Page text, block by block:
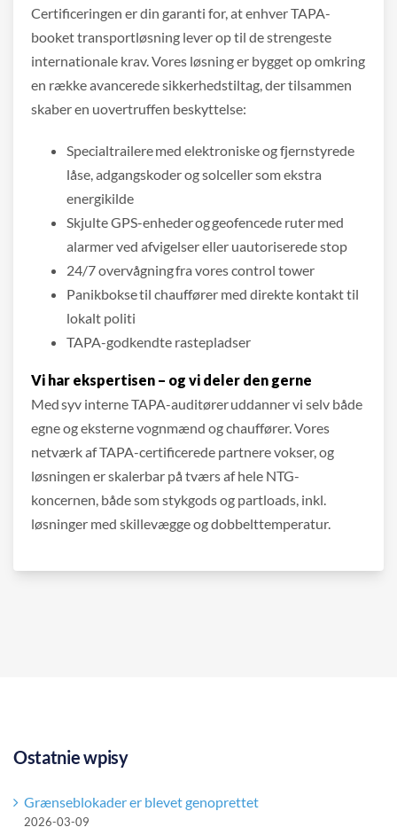
Certificeringen er din garanti for, at enhver TAPA-
booket transportløsning lever op til de strengeste
internationale krav. Vores løsning er bygget op omkring
en række avancerede sikkerhedstiltag, der tilsammen
skaber en uovertruffen beskyttelse:
Specialtrailere med elektroniske og fjernstyrede
låse, adgangskoder og solceller som ekstra
energikilde
Skjulte GPS-enheder og geofencede ruter med
alarmer ved afvigelser eller uautoriserede stop
24/7 overvågning fra vores control tower
Panikbokse til chauffører med direkte kontakt til
lokalt politi
TAPA-godkendte rastepladser
Vi har ekspertisen – og vi deler den gerne
Med syv interne TAPA-auditører uddanner vi selv både
egne og eksterne vognmænd og chauffører. Vores
netværk af TAPA-certificerede partnere vokser, og
løsningen er skalerbar på tværs af hele NTG-
koncernen, både som stykgods og partloads, inkl.
løsninger med skillevægge og dobbelttemperatur.
Ostatnie wpisy
Grænseblokader er blevet genoprettet
2026-03-09